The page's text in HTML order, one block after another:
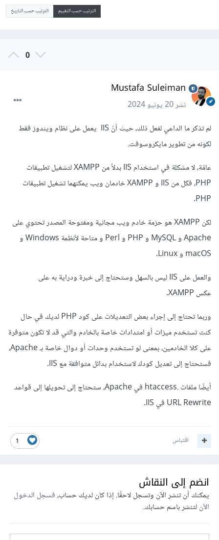
الترتيب حسب التقييم الترتيب حسب التاريخ
0
Mustafa Suleiman
نشر20 يونيو 2024
لم تذكر ما الداعي لفعل ذلك، حيث أنّ IIS يعمل على نظام ويندوز فقط
لكونه من تطوير مايكروسوفت.
عامًة، لا مشكلة في استخدام IIS بدلاً من XAMPP لتشغيل تطبيقات
PHP، فكل من IIS و XAMPP خادمان ويب يمكنهما تشغيل تطبيقات
PHP.
لكن XAMPP هو حزمة خادم ويب مجانية ومفتوحة المصدر تحتوي على
Apache و MySQL و PHP و Perl و متاحة لأنظمة Windows و
macOS و Linux.
والعمل على IIS ليس بالسهل وستحتاج إلى خبرة ودراية به على
عكس XAMPP.
وربما تحتاج إلى إجراء بعض التعديلات على كود PHP لديك في حال
كنت تستخدم ميزات أو امتدادات خاصة بالخادم والتي قد لا تكون متوفرة
على كلا الخادمين، بمعنى لو تستخدم وحدات أو دوال خاصة بـ Apache،
فستحتاج إلى تعديل كودك لاستخدام بدائل متوافقة مع IIS.
أيضًا ملفات .htaccess في Apache، ستحتاج إلى تحويلها إلى قواعد
URL Rewrite في IIS.
1 اقتباس
انضم إلى النقاش
يمكنك أن تنشر الآن وتسجل لاحقًا. إذا كان لديك حساب،فسجل الدخول
الآنلتنشر باسم حسابك.